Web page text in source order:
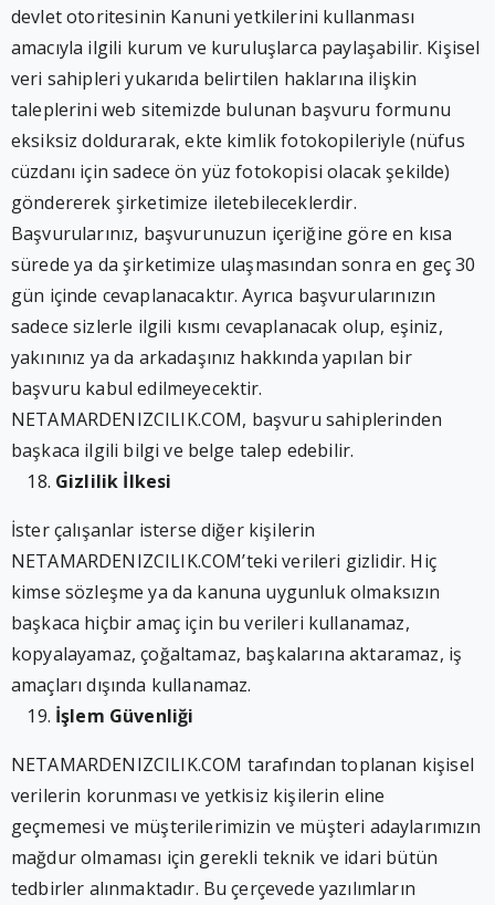
devlet otoritesinin Kanuni yetkilerini kullanması
amacıyla ilgili kurum ve kuruluşlarca paylaşabilir. Kişisel
veri sahipleri yukarıda belirtilen haklarına ilişkin
taleplerini web sitemizde bulunan başvuru formunu
eksiksiz doldurarak, ekte kimlik fotokopileriyle (nüfus
cüzdanı için sadece ön yüz fotokopisi olacak şekilde)
göndererek şirketimize iletebileceklerdir.
Başvurularınız, başvurunuzun içeriğine göre en kısa
sürede ya da şirketimize ulaşmasından sonra en geç 30
gün içinde cevaplanacaktır. Ayrıca başvurularınızın
sadece sizlerle ilgili kısmı cevaplanacak olup, eşiniz,
yakınınız ya da arkadaşınız hakkında yapılan bir
başvuru kabul edilmeyecektir.
NETAMARDENIZCILIK.COM, başvuru sahiplerinden
başkaca ilgili bilgi ve belge talep edebilir.
Gizlilik İlkesi
İster çalışanlar isterse diğer kişilerin
NETAMARDENIZCILIK.COM’teki verileri gizlidir. Hiç
kimse sözleşme ya da kanuna uygunluk olmaksızın
başkaca hiçbir amaç için bu verileri kullanamaz,
kopyalayamaz, çoğaltamaz, başkalarına aktaramaz, iş
amaçları dışında kullanamaz.
İşlem Güvenliği
NETAMARDENIZCILIK.COM tarafından toplanan kişisel
verilerin korunması ve yetkisiz kişilerin eline
geçmemesi ve müşterilerimizin ve müşteri adaylarımızın
mağdur olmaması için gerekli teknik ve idari bütün
tedbirler alınmaktadır. Bu çerçevede yazılımların